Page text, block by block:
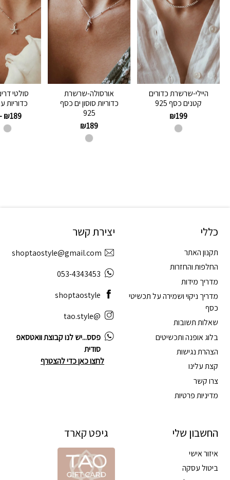
היילי-שרשרת כדורים
קטנים כסף 925
₪199
אורסולה-שרשרת
כדוריות סוסון ים כסף
925
₪189
סולטי
כדוריות
₪189
כללי
תקנון האתר
החלפות והחזרות
מדריך מידות
מדריך ניקוי ושמירה על תכשיטי
כסף
שאלות תשובות
בלוג אופנה ותכשיטים
הצהרת נגישות
קצת עלינו
צרו קשר
מדיניות פרטיות
החשבון שלי
איזור אישי
ביטול עסקה
יצירת קשר
shoptaostyle@gmail.com
053-4343453
shoptaostyle
@tao.style
פסס...יש לנו קבוצת וואטסאפ
סודית
לחצו כאן כדי להצטרף
גיפט קארד